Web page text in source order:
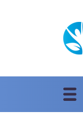
прически 2018
стрижки 2018